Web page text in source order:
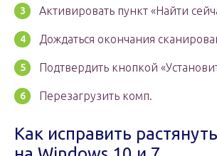
Активировать пункт «Найти
Дождаться окончания
Подтвердить кнопкой
Перезагрузить комп.
Как исправить